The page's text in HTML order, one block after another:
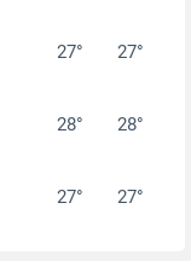
27° 27°
28° 28°
27° 27°